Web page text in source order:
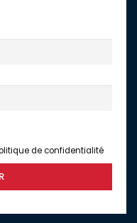
de confidentialité